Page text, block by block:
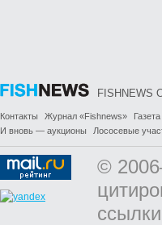
FISHNEWS
Контакты Журнал «Fishnews»
И вновь — аукционы
Лососевые
©